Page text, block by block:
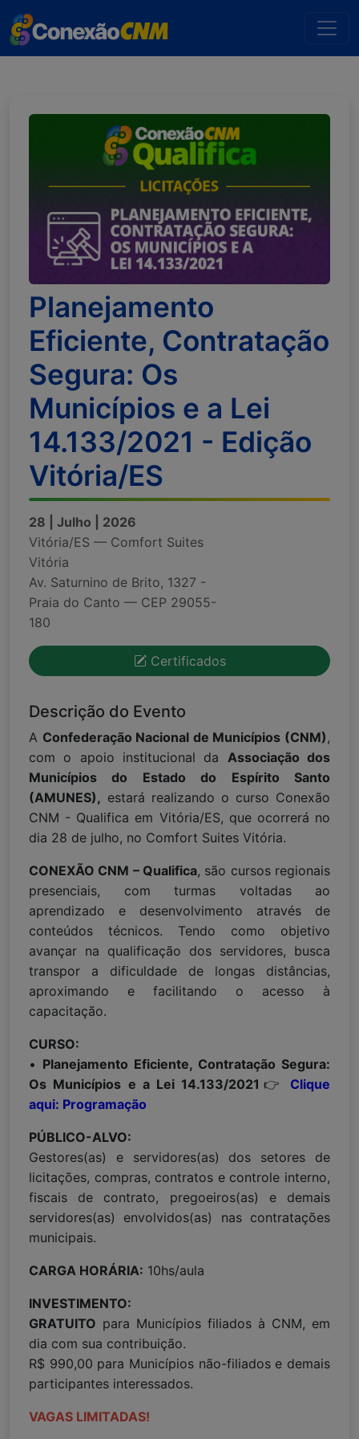
Planejamento
Eficiente, Contratação
Segura: Os
Municípios e a Lei
14.133/2021 - Edição
Vitória/ES
28 | Julho | 2026
Vitória/ES — Comfort Suites
Vitória
Av. Saturnino de Brito, 1327 -
Praia do Canto — CEP 29055-
180
Certificados
Descrição do Evento
A Confederação Nacional de Municípios (CNM),
com o apoio institucional da Associação dos
Municípios do Estado do Espírito Santo
(AMUNES), estará realizando o curso Conexão
CNM - Qualifica em Vitória/ES, que ocorrerá no
dia 28 de julho, no Comfort Suites Vitória.
CONEXÃO CNM – Qualifica, são cursos regionais
presenciais, com turmas voltadas ao
aprendizado e desenvolvimento através de
conteúdos técnicos. Tendo como objetivo
avançar na qualificação dos servidores, busca
transpor a dificuldade de longas distâncias,
aproximando e facilitando o acesso à
capacitação.
CURSO:
• Planejamento Eficiente, Contratação Segura:
Os Municípios e a Lei 14.133/2021 👉 Clique
aqui: Programação
PÚBLICO-ALVO:
Gestores(as) e servidores(as) dos setores de
licitações, compras, contratos e controle interno,
fiscais de contrato, pregoeiros(as) e demais
servidores(as) envolvidos(as) nas contratações
municipais.
CARGA HORÁRIA: 10hs/aula
INVESTIMENTO:
GRATUITO para Municípios filiados à CNM, em
dia com sua contribuição.
R$ 990,00 para Municípios não-filiados e demais
participantes interessados.
VAGAS LIMITADAS!